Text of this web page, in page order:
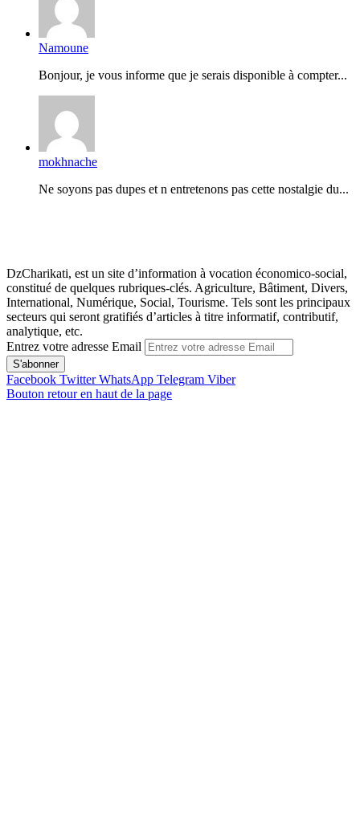
Namoune
Bonjour, je vous informe que je serais disponible à compter...
mokhnache
Ne soyons pas dupes et n entretenons pas cette nostalgie du...
DzCharikati, est un site d’information à vocation économico-social,
constitué de quelques rubriques-clés. Agriculture, Bâtiment, Divers,
International, Numérique, Social, Tourisme. Tels sont les principaux
secteurs qui seront gratifiés d’articles à titre informatif, contributif,
analytique, etc.
Entrez votre adresse Email
Facebook Twitter WhatsApp Telegram Viber
Bouton retour en haut de la page